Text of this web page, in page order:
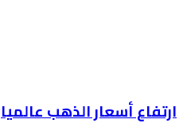
ارتفاع أسعار الذهب عالميا